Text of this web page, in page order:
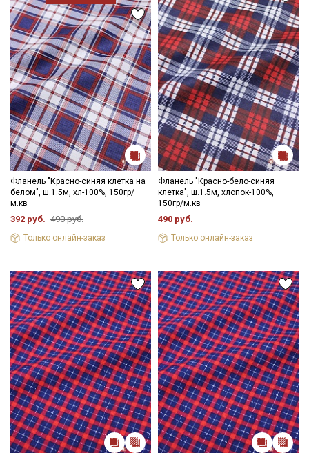
Фланель "Красно-синяя клетка на
белом", ш.1.5м, хл-100%, 150гр/
м.кв
392 руб. 490 руб.
Только онлайн-заказ
Фланель "Красно-бело-синяя
клетка", ш.1.5м, хлопок-100%,
150гр/м.кв
490 руб.
Только онлайн-заказ